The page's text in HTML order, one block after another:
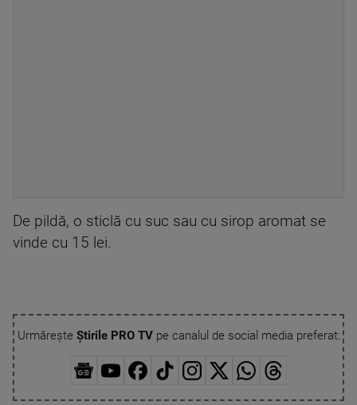
De pildă, o sticlă cu suc sau cu sirop aromat se
vinde cu 15 lei.
Urmărește Știrile PRO TVpe canalul de social media preferat: